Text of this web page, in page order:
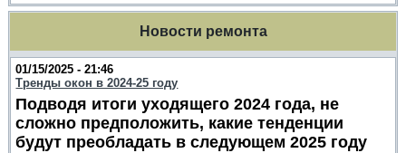
Новости ремонта
01/15/2025 - 21:46
Тренды окон в 2024-25 году
Подводя итоги уходящего 2024 года, не
сложно предположить, какие тенденции
будут преобладать в следующем 2025 году